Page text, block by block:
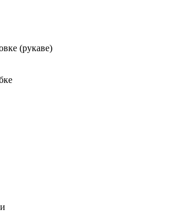
(рукаве)